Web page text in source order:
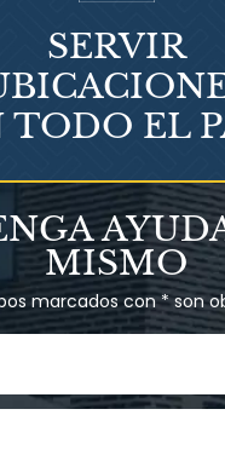
Talco en polvo
Ovary cancer
MISMO
marcados con * son
SERVIR
TODO EL